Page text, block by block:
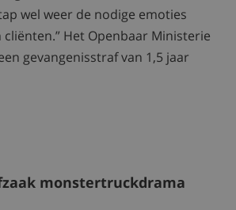
wel weer de nodige emoties
Het Openbaar Ministerie
gevangenisstraf van 1,5 jaar
monstertruckdrama